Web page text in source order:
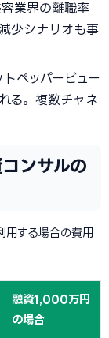
容業界の離職率
少シナリオも事
トペッパービュー
る。複数チャネ
ンサルの
用する場合の費用
融資1,000万円
の場合